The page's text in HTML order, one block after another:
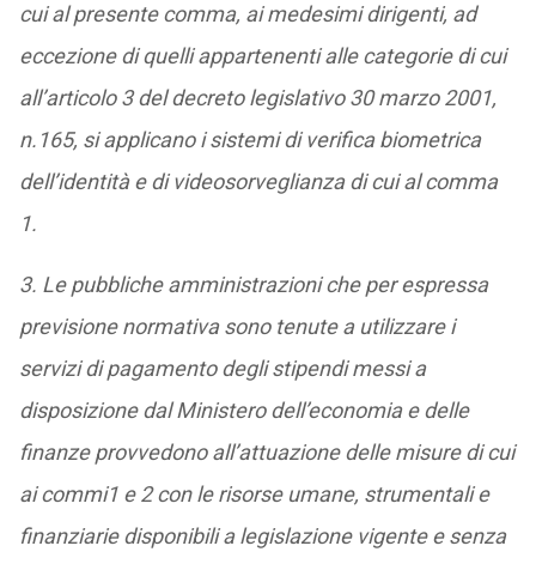
cui al presente comma, ai medesimi dirigenti, ad
eccezione di quelli appartenenti alle categorie di cui
all’articolo 3 del decreto legislativo 30 marzo 2001,
n.165, si applicano i sistemi di verifica biometrica
dell’identità e di videosorveglianza di cui al comma
1.
3. Le pubbliche amministrazioni che per espressa
previsione normativa sono tenute a utilizzare i
servizi di pagamento degli stipendi messi a
disposizione dal Ministero dell’economia e delle
finanze provvedono all’attuazione delle misure di cui
ai commi1 e 2 con le risorse umane, strumentali e
finanziarie disponibili a legislazione vigente e senza